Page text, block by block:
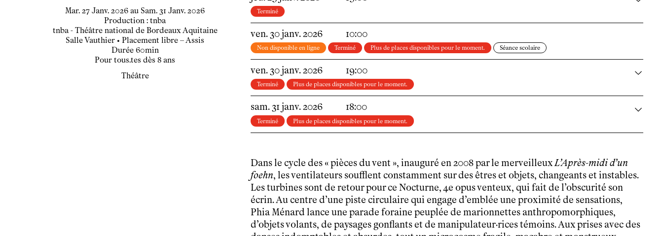
du
mardi
Mar. 27 janvier
Janv. 2026 au au
samedi
Sam. 31 janvier
Janv. 2026
Production : tnba
tnba - Théâtre national de Bordeaux Aquitaine
Salle Vauthier • Placement libre – Assis
Durée 60min
Pour tous.tes dès 8 ans
Théâtre
Terminé
ven. 30janv.2026 10:00
Non disponible en ligne Terminé Plus de places disponibles pour le moment. Séance scolaire
ven. 30janv.2026 19:00
Terminé Plus de places disponibles pour le moment.
sam. 31janv.2026 18:00
Terminé Plus de places disponibles pour le moment.
Dans le cycle des « pièces du vent », inauguré en 2008 par le merveilleuxL’Après-midi d’un
foehn, les ventilateurs soufflent constamment sur des êtres et objets, changeants et instables.
Les turbines sont de retour pour ce Nocturne, 4e opus venteux, qui fait de l’obscurité son
écrin. Au centre d’une piste circulaire qui engage d’emblée une proximité de sensations,
Phia Ménard lance une parade foraine peuplée de marionnettes anthropomorphiques,
d’objets volants, de paysages gonflants et de manipulateur·rices témoins. Aux prises avec des
Horaires et contacts
Tarifs, cartes et pass
Arriver au tnba
Accessibilité
Bar / La Petite Sœur
FAQ
Ressources
Programmes de salle
Podcasts
Technique
Ressources pédagogiques
Espace production
Actualités
Newsletter